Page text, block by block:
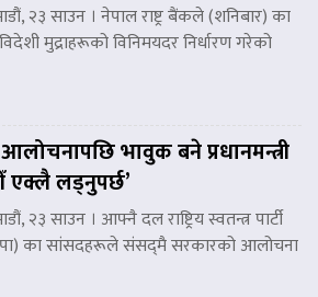
२३ साउन । नेपाल राष्ट्र बैंकले (शनिबार) का
मुद्राहरूको विनिमयदर निर्धारण गरेको
भावुक बने प्रधानमन्त्री
एक्लै लड्नुपर्छ’
२३ साउन । आफ्नै दल राष्ट्रिय स्वतन्त्र पार्टी
का सांसदहरूले संसद्‌मै सरकारको आलोचना